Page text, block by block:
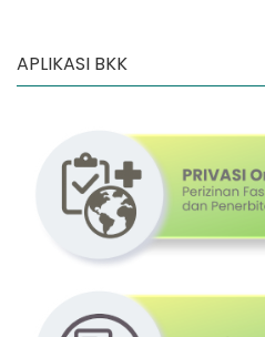
APLIKASI BKK